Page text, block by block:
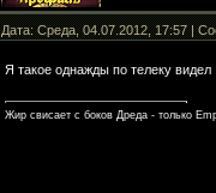
Дата: Среда, 04.07.2012, 17:57 |
Я такое однажды по телеку видел
Жир свисает с боков Дреда - только